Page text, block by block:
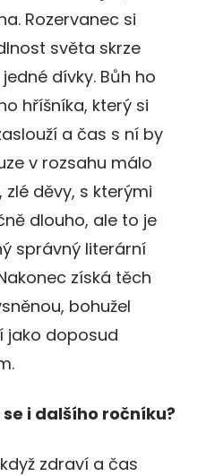
Rozervanec si
světa skrze
dívky. Bůh ho
hříšníka, který si
a čas s ní by
v rozsahu málo
zlé děvy, s kterými
dlouho, ale to je
správný literární
získá těch
bohužel
jako doposud
i dalšího ročníku?
zdraví a čas